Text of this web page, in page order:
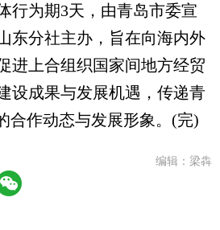
为期3天，由青岛市委宣
东分社主办，旨在向海内外
进上合组织国家间地方经贸
设成果与发展机遇，传递青
合作动态与发展形象。(完)
编辑：梁犇